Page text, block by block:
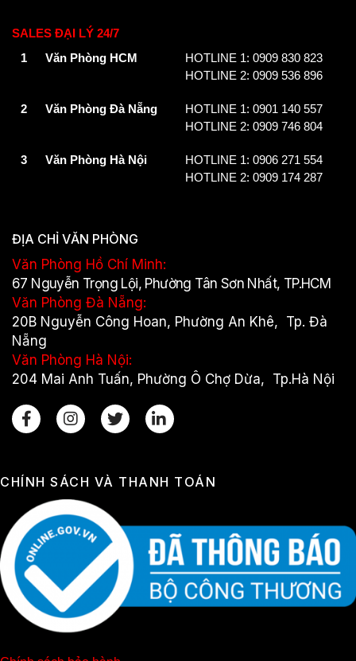
SALES ĐẠI LÝ 24/7
1
Văn Phòng HCM
HOTLINE 1: 0909 830 823
HOTLINE 2: 0909 536 896
2 Văn Phòng Đà Nẵng
HOTLINE 1: 0901 140 557
HOTLINE 2: 0909 746 804
3 Văn Phòng Hà Nội
HOTLINE 1: 0906 271 554
HOTLINE 2: 0909 174 287
ĐỊA CHỈ VĂN PHÒNG
Văn Phòng Hồ Chí Minh:
67 Nguyễn Trọng Lội, Phường Tân Sơn Nhất, TP.HCM
Văn Phòng Đà Nẵng:
20B Nguyễn Công Hoan, Phường An Khê, Tp. Đà
Nẵng
Văn Phòng Hà Nội:
204 Mai Anh Tuấn, Phường Ô Chợ Dừa, Tp.Hà Nội
CHÍNH SÁCH VÀ THANH TOÁN